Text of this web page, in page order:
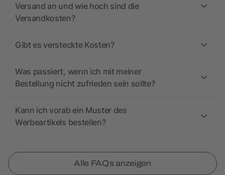
Versand an und wie hoch sind die
Versandkosten?
Gibt es versteckte Kosten?
Was passiert, wenn ich mit meiner
Bestellung nicht zufrieden sein sollte?
Kann ich vorab ein Muster des
Werbeartikels bestellen?
Alle FAQs anzeigen